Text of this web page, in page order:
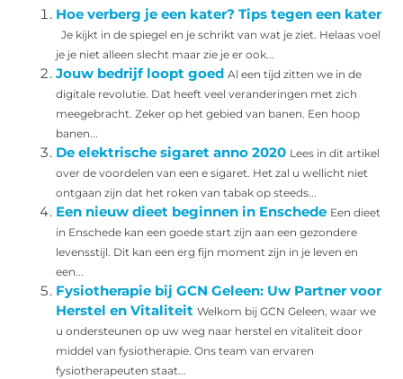
Hoe verberg je een kater? Tips tegen een kater
Je kijkt in de spiegel en je schrikt van wat je ziet. Helaas voel
je je niet alleen slecht maar zie je er ook...
Jouw bedrijf loopt goed Al een tijd zitten we in de
digitale revolutie. Dat heeft veel veranderingen met zich
meegebracht. Zeker op het gebied van banen. Een hoop
banen...
De elektrische sigaret anno 2020 Lees in dit artikel
over de voordelen van een e sigaret. Het zal u wellicht niet
ontgaan zijn dat het roken van tabak op steeds...
Een nieuw dieet beginnen in Enschede Een dieet
in Enschede kan een goede start zijn aan een gezondere
levensstijl. Dit kan een erg fijn moment zijn in je leven en
een...
Fysiotherapie bij GCN Geleen: Uw Partner voor
Herstel en Vitaliteit Welkom bij GCN Geleen, waar we
u ondersteunen op uw weg naar herstel en vitaliteit door
middel van fysiotherapie. Ons team van ervaren
fysiotherapeuten staat...